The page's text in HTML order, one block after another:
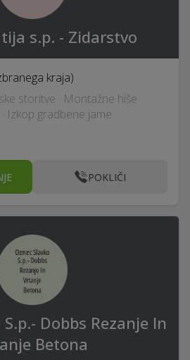
s.p. - Zidarstvo
kraja)
storitve · Montažne hiše ·
Izkop gradbene jame
POKLIČI
Dobbs Rezanje In
Betona